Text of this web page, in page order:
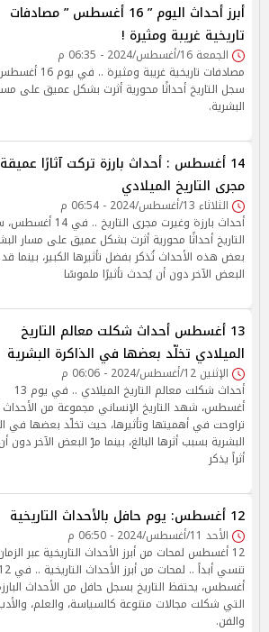
أبرز أحداث اليوم ” 16 أغسطس ” مصادفات
تاريخية غريبة ومثيرة !
الجمعة 16/أغسطس/2024 - 06:35 م
مصادفات تاريخية غريبة ومثيرة .. في يوم
سجل التاريخ أحداثًا محورية أثرت بشكل عميق على
البشرية.
14 أغسطس : أحداث بارزة تركت آثارًا
مجرى التاريخ الميلادي
الثلاثاء 13/أغسطس/2024 - 06:54 م
أحداث بارزة وغيرت مجرى التاريخ ..
التاريخ أحداثًا محورية أثرت بشكل عميق على مسار
بعض هذه الأحداث تُذكر بفضل تأثيرها الكبير، بينما قد
البعض الآخر دون أن يُحدث تأثيرًا ملموسًا
13 أغسطس أحداث شكلت معالم التاريخ
الميلادي تخلّد بعضها في الذاكرة البشرية
الإثنين 12/أغسطس/2024 - 06:06 م
أحداث شكلت معالم التاريخ الميلادي .. في يوم 13
أغسطس، شهد التاريخ الإنساني مجموعة من الأحداث
تراوحت في أهميتها وتأثيرها، حيث تخلّد بعضها في
البشرية بسبب أثرها البالغ، بينما مرّ البعض الآخر دون
أثراً يذكر
12 أغسطس: يوم حافل بالأحداث التاريخية
الأحد 11/أغسطس/2024 - 06:50 م
12 أغسطس لمحات من أبرز الأحداث التاريخية عبر
تنسي أبداً .. لمحات من أبرز الأحداث التاريخية .. في 12
أغسطس، يحتفظ التاريخ بسجل حافل من الأحداث
التي شكلت مجالات متنوعة كالسياسة، والعلم،
والفن.